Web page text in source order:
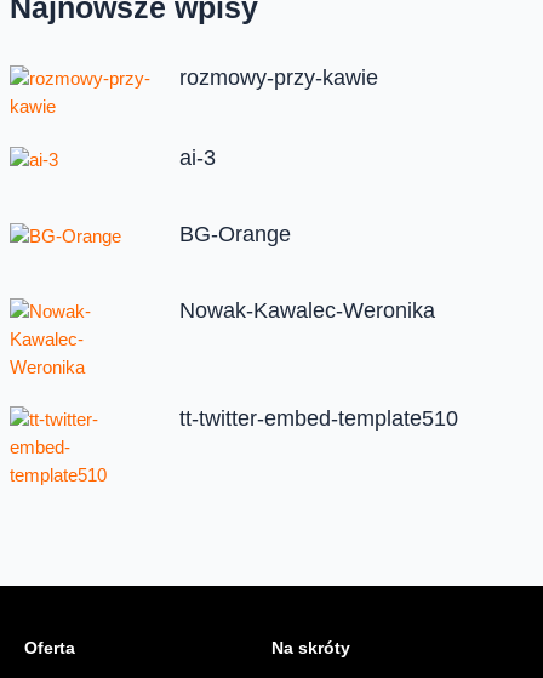
Najnowsze wpisy
rozmowy-przy-kawie
ai-3
BG-Orange
Nowak-Kawalec-Weronika
tt-twitter-embed-template510
Oferta Na skróty